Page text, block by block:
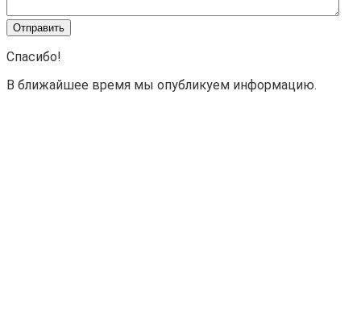
Спасибо!
В ближайшее время мы опубликуем информацию.